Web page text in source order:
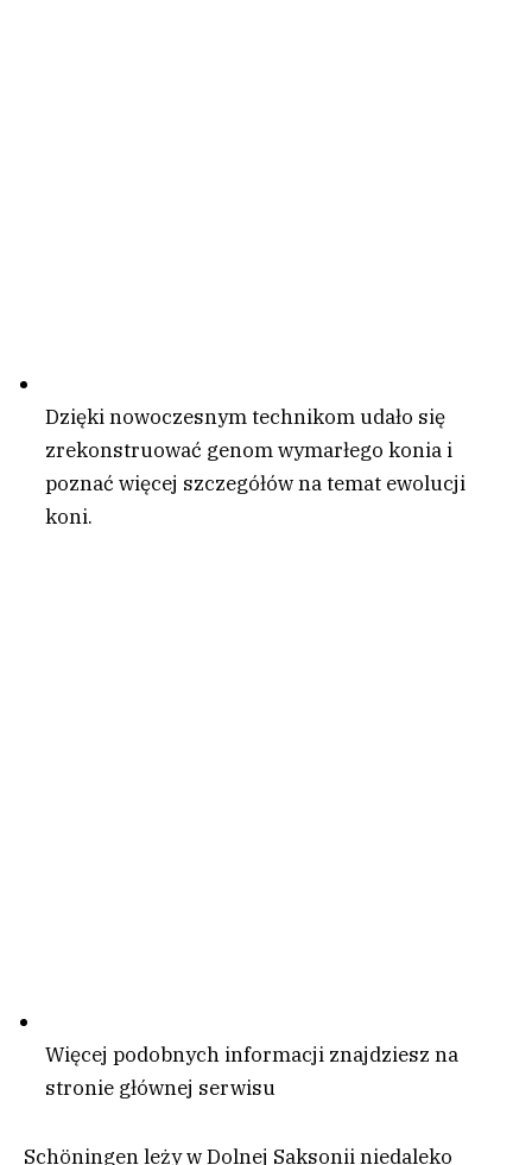
Dzięki nowoczesnym technikom udało się
zrekonstruować genom wymarłego konia i
poznać więcej szczegółów na temat ewolucji
koni.
Więcej podobnych informacji znajdziesz na
stronie głównej serwisu
Schöningen leży w Dolnej Saksonii niedaleko